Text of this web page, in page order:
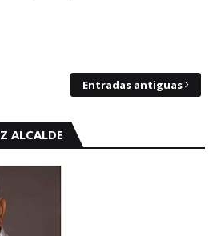
Entradas antiguas
ALCALDE